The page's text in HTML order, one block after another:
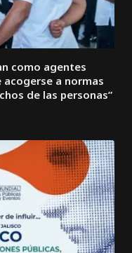
como agentes
acogerse a normas
de las personas”